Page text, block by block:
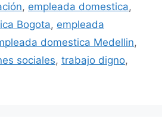
, empleada domestica,
Bogota, empleada
domestica Medellin,
sociales, trabajo digno,